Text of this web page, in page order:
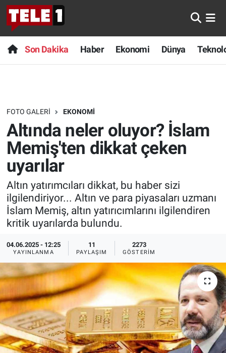
Son Dakika Haber Ekonomi Dünya
FOTO GALERI EKONOMI
Altında neler oluyor? İslam
Memiş'ten dikkat çeken
uyarılar
Altın yatırımcıları dikkat, bu haber sizi
ilgilendiriyor... Altın ve para piyasaları uzmanı
İslam Memiş, altın yatırıcımlarını ilgilendiren
kritik uyarılarda bulundu.
04.06.2025 - 12:25
YAYINLANMA
11
PAYLAŞIM
2273
GÖSTERIM
Anında Manşet
Başka Sohbetler
Bilim turu
Bilim ve Teknoloji Evreni
Doğa Konuşuyor
Dünya
Ege Saati
Ege'den Esintiler
Eğitim
Eğlence
Ekonomi
Forum
Son Dakika
Haber
Dünya
Teknoloji
Sağlık
Spor
Yayın Akışı
İletişim
Nöbetçi Eczaneler
Hava Durumu
Trafik Durumu
Süper Lig Puan Durumu ve Fikstür
Tüm Manşetler
Son Dakika Haberleri
Haber Arşivi